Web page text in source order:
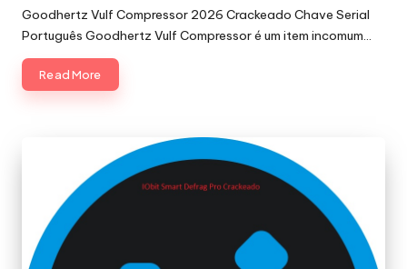
by
Goodhertz Vulf Compressor 2026 Crackeado Chave Serial
Português Goodhertz Vulf Compressor é um item incomum…
Read More